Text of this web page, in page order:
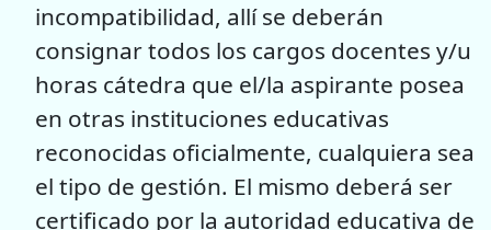
incompatibilidad, allí se deberán
consignar todos los cargos docentes y/u
horas cátedra que el/la aspirante posea
en otras instituciones educativas
reconocidas oficialmente, cualquiera sea
el tipo de gestión. El mismo deberá ser
certificado por la autoridad educativa de